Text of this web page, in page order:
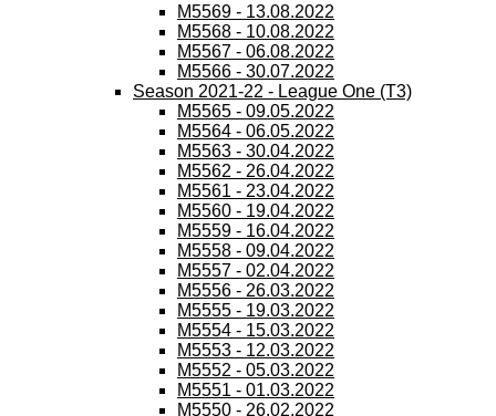
M5569 - 13.08.2022
M5568 - 10.08.2022
M5567 - 06.08.2022
M5566 - 30.07.2022
Season 2021-22 - League One (T3)
M5565 - 09.05.2022
M5564 - 06.05.2022
M5563 - 30.04.2022
M5562 - 26.04.2022
M5561 - 23.04.2022
M5560 - 19.04.2022
M5559 - 16.04.2022
M5558 - 09.04.2022
M5557 - 02.04.2022
M5556 - 26.03.2022
M5555 - 19.03.2022
M5554 - 15.03.2022
M5553 - 12.03.2022
M5552 - 05.03.2022
M5551 - 01.03.2022
M5550 - 26.02.2022